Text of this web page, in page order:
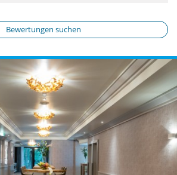
Bewertungen suchen